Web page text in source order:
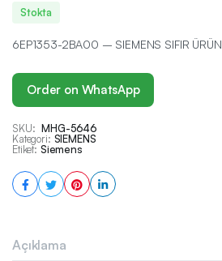
Stokta
6EP1353-2BA00 – SIEMENS SIFIR ÜRÜN
Order on WhatsApp
SKU: MHG-5646
Kategori: SIEMENS
Etiket: Siemens
Açıklama